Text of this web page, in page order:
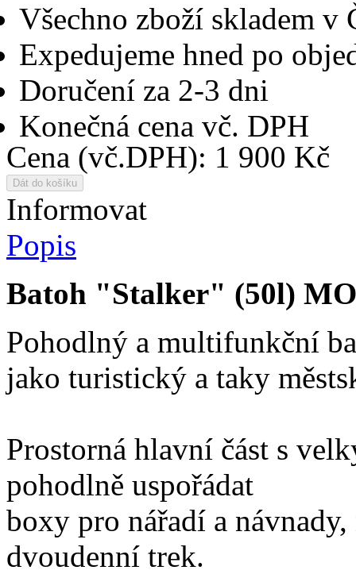
Všechno zboží skladem v
Expedujeme hned po
Doručení za 2-3 dni
Konečná cena vč. DPH
Cena (vč.DPH): 1 900 Kč
Informovat
Popis
Batoh "Stalker" (50l)
Pohodlný a multifunkční
jako turistický a taky
Prostorná hlavní část s
pohodlně uspořádat
boxy pro nářadí a
dvoudenní trek.